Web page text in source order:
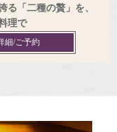
る「二種の贅」を、
理で
細/ご予約